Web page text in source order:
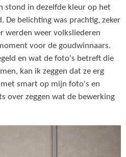
stond in dezelfde kleur op het
De belichting was prachtig, zeker
werden weer volksliederen
voor de goudwinnaars.
en wat de foto's betreft die
kan ik zeggen dat ze erg
smart op mijn foto's en
over zeggen wat de bewerking